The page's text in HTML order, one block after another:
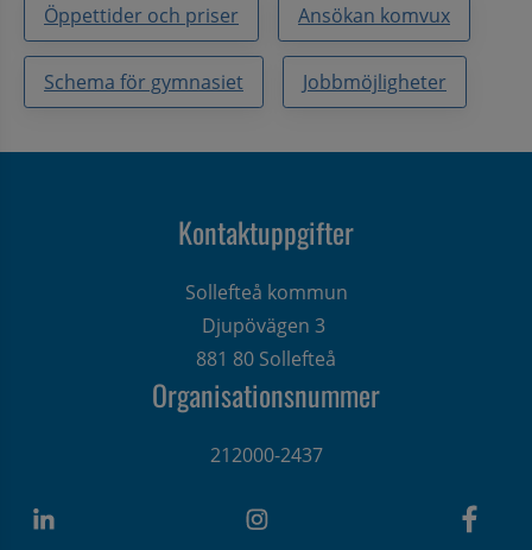
Öppettider och priser Ansökan komvux
Schema för gymnasiet Jobbmöjligheter
Kontaktuppgifter
Sollefteå kommun
Djupövägen 3
881 80 Sollefteå
Organisationsnummer
212000-2437